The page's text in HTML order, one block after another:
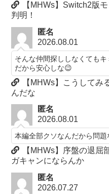
【MHWs】Switch2版
判明！
匿名
2026.08.01
そんな仲間探ししなくても
だから安心しな😉
【MHWs】こうしてみ
んだな
匿名
2026.08.01
本編全部クソなんだから問
【MHWs】序盤の退屈
ガキャンにならんか
匿名
2026.07.27